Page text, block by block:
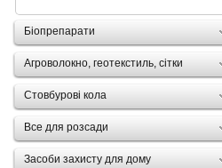
Біопрепарати
Агроволокно, геотекстиль, сітки
Стовбурові кола
Все для розсади
Засоби захисту для дому